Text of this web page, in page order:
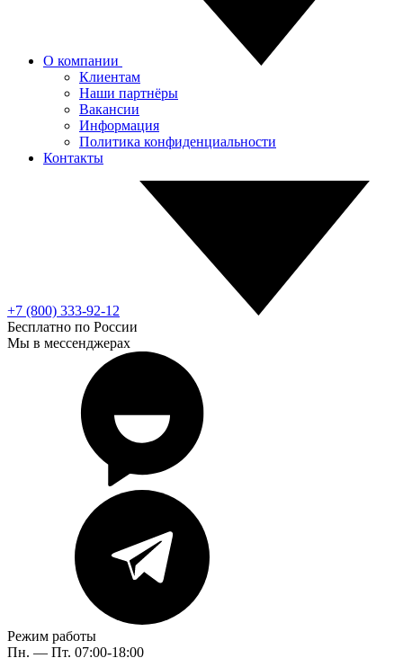
О компании
Клиентам
Наши партнёры
Вакансии
Информация
Политика конфиденциальности
Контакты
+7 (800) 333-92-12
Бесплатно по России
Мы в мессенджерах
Режим работы
Пн. — Пт. 07:00-18:00